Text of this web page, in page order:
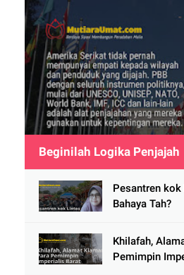
Beginilah Logika Penjajah
Pesantren kok
Bahaya Tah?
Khilafah,
Pemimpin